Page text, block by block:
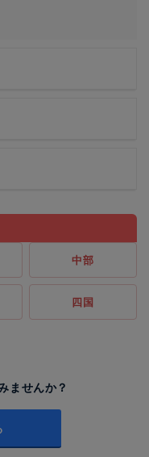
中部
四国
ませんか？